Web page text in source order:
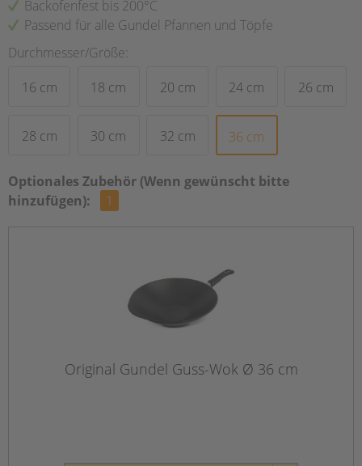
Backofenfest bis 200°C
Passend für alle Gundel Pfannen und Töpfe
Durchmesser/Größe:
16 cm
18 cm 20 cm 24 cm 26 cm
28 cm 30 cm 32 cm 36 cm
Optionales Zubehör (Wenn gewünscht bitte
hinzufügen):
1
Original Gundel Guss-Wok Ø 36 cm